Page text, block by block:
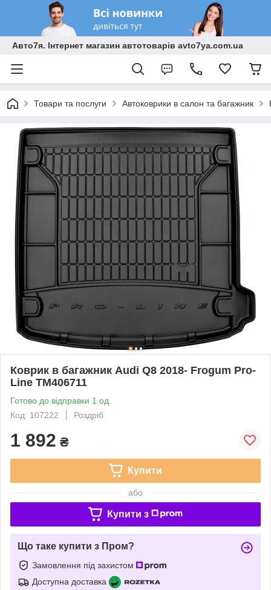
Авто7я. Інтернет магазин автотоварів avto7ya.com.ua
Товари та послуги Автоковрики в салон та багажник
Коврик в багажник Audi Q8 2018- Frogum Pro-
Line TM406711
Готово до відправки 1 од.
Код: 107222
Роздріб
1 892 ₴
Купити
або
Купити з
Що таке купити з Пром?
Замовлення під захистом
Доступна доставка